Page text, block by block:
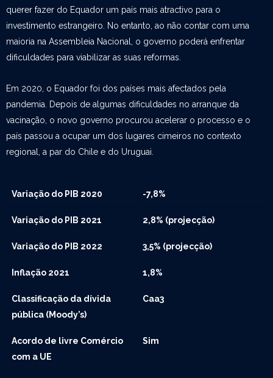
querer fazer do Equador um país mais atractivo para o
investimento estrangeiro. No entanto, ao não contar com uma
maioria na Assembleia Nacional, o governo poderá enfrentar
dificuldades para viabilizar as suas reformas.
Em 2020, o Equador foi dos países mais afectados pela
pandemia. Depois de algumas dificuldades no arranque da
vacinação, o novo governo procurou acelerar o processo e o
país passou a ocupar um dos lugares cimeiros no contexto
regional, a par do Chile e do Uruguai.
Variação do PIB 2020 -7,8%
Variação do PIB 2021 2,8% (projecção)
Variação do PIB 2022 3,5% (projecção)
Inflação 2021 1,8%
Classificação da dívida
pública (Moody’s)
Caa3
Acordo de livre Comércio
com a UE
Sim